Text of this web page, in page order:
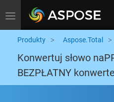
Toggle navigation
Produkty Aspose.Total
Konwertuj słowo
BEZPŁATNY